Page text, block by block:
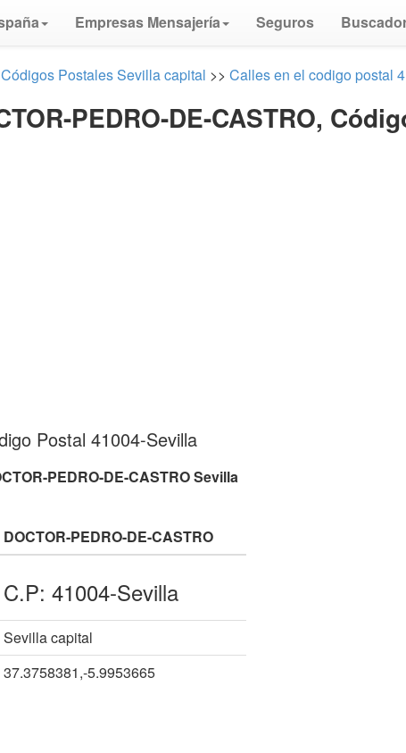
Empresas Mensajería Seguros
Códigos Postales Sevilla capital >> Calles en el codigo postal
PEDRO-DE-CASTRO,
Postal 41004-Sevilla
PEDRO-DE-CASTRO Sevilla
DOCTOR-PEDRO-DE-CASTRO
C.P: 41004-Sevilla
Sevilla capital
37.3758381,-5.9953665